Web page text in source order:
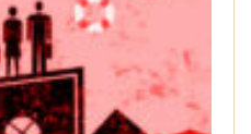
compañía Ascan